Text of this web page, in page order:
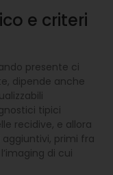
e criteri
presente ci
dipende anche
tipici
recidive, e allora
primi fra
di cui